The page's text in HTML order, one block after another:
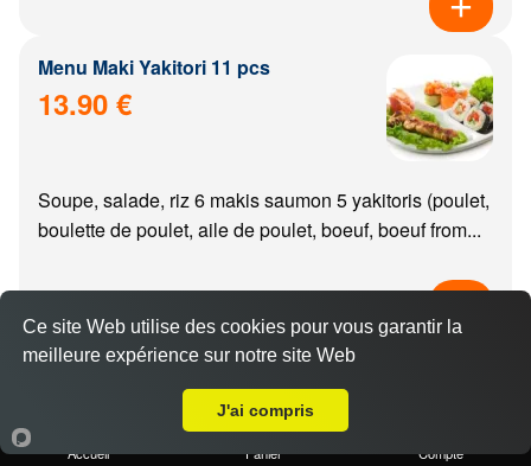
Menu Maki Yakitori 11 pcs
13.90 €
Soupe, salade, riz 6 makis saumon 5 yakitoris (poulet,
boulette de poulet, aile de poulet, boeuf, boeuf from...
Menu california Yakitori 11 pcs
Accueil Panier Compte
Ce site Web utilise des cookies pour vous garantir la
meilleure expérience sur notre site Web
J'ai compris